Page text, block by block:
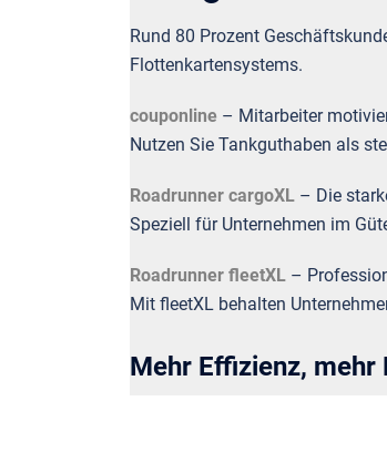
Rund 80 Prozent
Flottenkartensystems.
couponline – Mitarbeiter
Nutzen Sie Tankguthaben als
Roadrunner cargoXL – Die
Speziell für Unternehmen im
Roadrunner fleetXL –
Mit fleetXL behalten
Mehr Effizienz,